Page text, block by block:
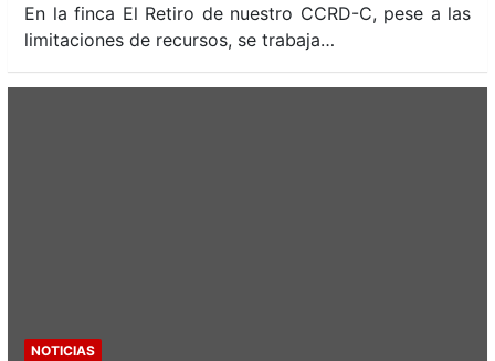
En la finca El Retiro de nuestro CCRD-C, pese a las
limitaciones de recursos, se trabaja…
NOTICIAS